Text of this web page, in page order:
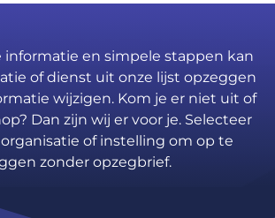
en simpele stappen kan
of dienst uit onze lijst opzeggen
wijzigen. Kom je er niet uit of
Dan zijn wij er voor je. Selecteer
of instelling om op te
zonder opzegbrief.